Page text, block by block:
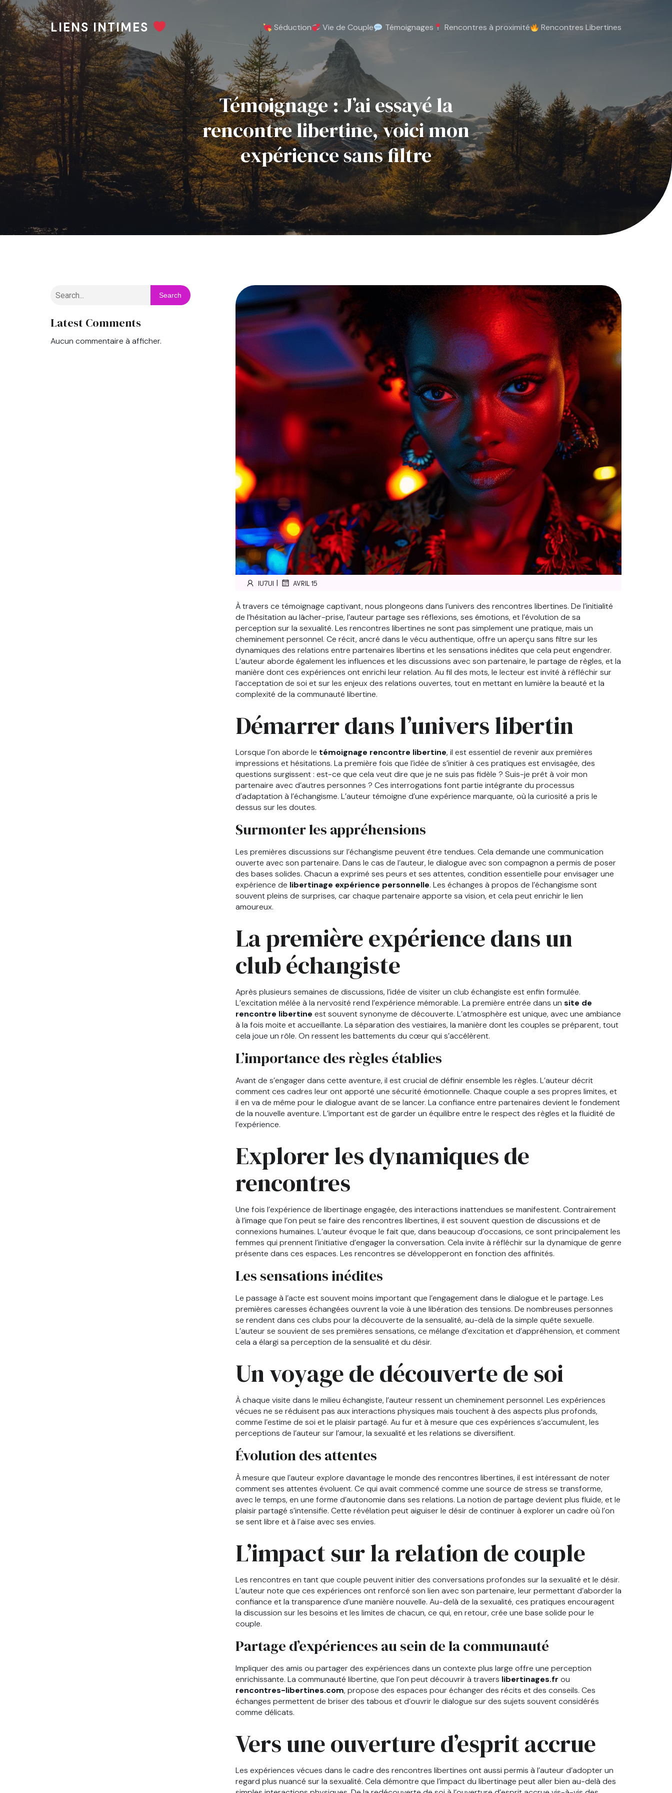
LIENS INTIMES Séduction Vie de Couple Témoignages Rencontres à proximité Rencontres Libertines
Témoignage : J’ai essayé la
rencontre libertine, voici mon
expérience sans filtre
Search
Latest Comments
Aucun commentaire à afficher.
IU7UI | AVRIL 15
À travers ce témoignage captivant, nous plongeons dans l’univers des rencontres libertines. De l’initialité
de l’hésitation au lâcher-prise, l’auteur partage ses réflexions, ses émotions, et l’évolution de sa
perception sur la sexualité. Les rencontres libertines ne sont pas simplement une pratique, mais un
cheminement personnel. Ce récit, ancré dans le vécu authentique, offre un aperçu sans filtre sur les
dynamiques des relations entre partenaires libertins et les sensations inédites que cela peut engendrer.
L’auteur aborde également les influences et les discussions avec son partenaire, le partage de règles, et la
manière dont ces expériences ont enrichi leur relation. Au fil des mots, le lecteur est invité à réfléchir sur
l’acceptation de soi et sur les enjeux des relations ouvertes, tout en mettant en lumière la beauté et la
complexité de la communauté libertine.
Démarrer dans l’univers libertin
Lorsque l’on aborde le témoignage rencontre libertine, il est essentiel de revenir aux premières
impressions et hésitations. La première fois que l’idée de s’initier à ces pratiques est envisagée, des
questions surgissent : est-ce que cela veut dire que je ne suis pas fidèle ? Suis-je prêt à voir mon
partenaire avec d’autres personnes ? Ces interrogations font partie intégrante du processus
d’adaptation à l’échangisme. L’auteur témoigne d’une expérience marquante, où la curiosité a pris le
dessus sur les doutes.
Surmonter les appréhensions
Les premières discussions sur l’échangisme peuvent être tendues. Cela demande une communication
ouverte avec son partenaire. Dans le cas de l’auteur, le dialogue avec son compagnon a permis de poser
des bases solides. Chacun a exprimé ses peurs et ses attentes, condition essentielle pour envisager une
expérience de libertinage expérience personnelle. Les échanges à propos de l’échangisme sont
souvent pleins de surprises, car chaque partenaire apporte sa vision, et cela peut enrichir le lien
amoureux.
La première expérience dans un
club échangiste
Après plusieurs semaines de discussions, l’idée de visiter un club échangiste est enfin formulée.
L’excitation mêlée à la nervosité rend l’expérience mémorable. La première entrée dans un site de
rencontre libertine est souvent synonyme de découverte. L’atmosphère est unique, avec une ambiance
à la fois moite et accueillante. La séparation des vestiaires, la manière dont les couples se préparent, tout
cela joue un rôle. On ressent les battements du cœur qui s’accélèrent.
L’importance des règles établies
Avant de s’engager dans cette aventure, il est crucial de définir ensemble les règles. L’auteur décrit
comment ces cadres leur ont apporté une sécurité émotionnelle. Chaque couple a ses propres limites, et
il en va de même pour le dialogue avant de se lancer. La confiance entre partenaires devient le fondement
de la nouvelle aventure. L’important est de garder un équilibre entre le respect des règles et la fluidité de
l’expérience.
Explorer les dynamiques de
rencontres
Une fois l’expérience de libertinage engagée, des interactions inattendues se manifestent. Contrairement
à l’image que l’on peut se faire des rencontres libertines, il est souvent question de discussions et de
connexions humaines. L’auteur évoque le fait que, dans beaucoup d’occasions, ce sont principalement les
femmes qui prennent l’initiative d’engager la conversation. Cela invite à réfléchir sur la dynamique de genre
présente dans ces espaces. Les rencontres se développeront en fonction des affinités.
Les sensations inédites
Le passage à l’acte est souvent moins important que l’engagement dans le dialogue et le partage. Les
premières caresses échangées ouvrent la voie à une libération des tensions. De nombreuses personnes
se rendent dans ces clubs pour la découverte de la sensualité, au-delà de la simple quête sexuelle.
L’auteur se souvient de ses premières sensations, ce mélange d’excitation et d’appréhension, et comment
cela a élargi sa perception de la sensualité et du désir.
Un voyage de découverte de soi
À chaque visite dans le milieu échangiste, l’auteur ressent un cheminement personnel. Les expériences
vécues ne se réduisent pas aux interactions physiques mais touchent à des aspects plus profonds,
comme l’estime de soi et le plaisir partagé. Au fur et à mesure que ces expériences s’accumulent, les
perceptions de l’auteur sur l’amour, la sexualité et les relations se diversifient.
Évolution des attentes
À mesure que l’auteur explore davantage le monde des rencontres libertines, il est intéressant de noter
comment ses attentes évoluent. Ce qui avait commencé comme une source de stress se transforme,
avec le temps, en une forme d’autonomie dans ses relations. La notion de partage devient plus fluide, et le
plaisir partagé s’intensifie. Cette révélation peut aiguiser le désir de continuer à explorer un cadre où l’on
se sent libre et à l’aise avec ses envies.
L’impact sur la relation de couple
Les rencontres en tant que couple peuvent initier des conversations profondes sur la sexualité et le désir.
L’auteur note que ces expériences ont renforcé son lien avec son partenaire, leur permettant d’aborder la
confiance et la transparence d’une manière nouvelle. Au-delà de la sexualité, ces pratiques encouragent
la discussion sur les besoins et les limites de chacun, ce qui, en retour, crée une base solide pour le
couple.
Partage d’expériences au sein de la communauté
Impliquer des amis ou partager des expériences dans un contexte plus large offre une perception
enrichissante. La communauté libertine, que l’on peut découvrir à travers libertinages.fr ou
rencontres-libertines.com, propose des espaces pour échanger des récits et des conseils. Ces
échanges permettent de briser des tabous et d’ouvrir le dialogue sur des sujets souvent considérés
comme délicats.
Vers une ouverture d’esprit accrue
Les expériences vécues dans le cadre des rencontres libertines ont aussi permis à l’auteur d’adopter un
regard plus nuancé sur la sexualité. Cela démontre que l’impact du libertinage peut aller bien au-delà des